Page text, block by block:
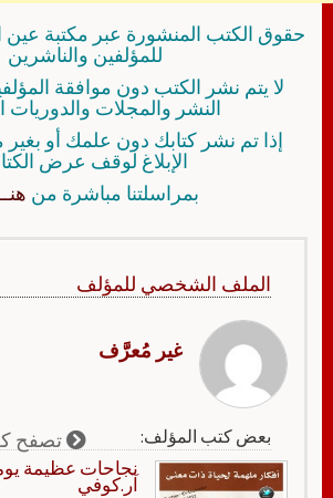
حقوق الكتب المنشورة عبر مكتبة
للمؤلفين والناشرين
لا يتم نشر الكتب دون موافقة
النشر والمجلات والدوريات
إذا تم نشر كتابك دون علمك أو بغير
الإبلاغ لوقف عرض
بمراسلتنا مباشرة من
الملف الشخصي للمؤلف
غير مُعرَّف
بعض كتب المؤلف: تصفح
نجاحات عظيمة
آر.كوفي